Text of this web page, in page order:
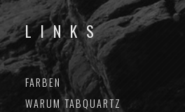
LINKS
FARBEN
WARUM TABQUARTZ